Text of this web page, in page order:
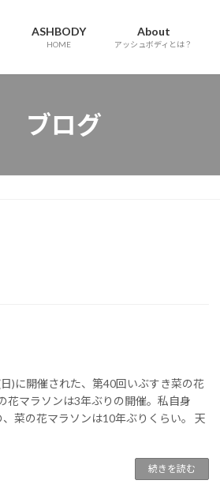
ASHBODY
HOME
About
アッシュボディとは？
ブログ
)に開催された、第40回いぶすき菜の花
花マラソンは3年ぶりの開催。私自身
菜の花マラソンは10年ぶりくらい。 天
続きを読む